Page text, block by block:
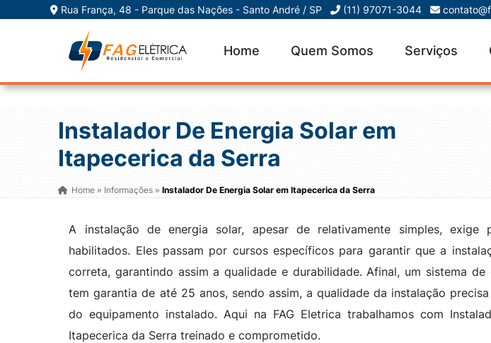
Rua França, 48 - Parque das Nações - Santo André / SP (11) 97071-3044
Home Quem Somos Serviços
Instalador De Energia Solar em
Itapecerica da Serra
Home » Informações » Instalador De Energia Solar em Itapecerica da Serra
A instalação de energia solar, apesar de relativamente simples, exige
habilitados. Eles passam por cursos específicos para garantir que a
correta, garantindo assim a qualidade e durabilidade. Afinal, um sistema
tem garantia de até 25 anos, sendo assim, a qualidade da instalação
do equipamento instalado. Aqui na FAG Eletrica trabalhamos com
Itapecerica da Serra treinado e comprometido.